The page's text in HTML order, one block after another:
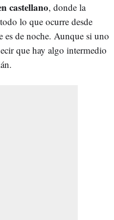
castellano, donde la
lo que ocurre desde
es de noche. Aunque si uno
que hay algo intermedio